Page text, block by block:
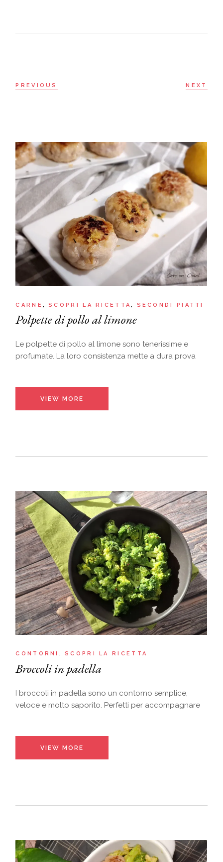
PREVIOUS NEXT
CARNE SCOPRI LA RICETTA SECONDI PIATTI
Polpette di pollo al limone
Le polpette di pollo al limone sono tenerissime e
profumate. La loro consistenza mette a dura prova
VIEW MORE
CONTORNI SCOPRI LA RICETTA
Broccoli in padella
I broccoli in padella sono un contorno semplice,
veloce e molto saporito. Perfetti per accompagnare
VIEW MORE